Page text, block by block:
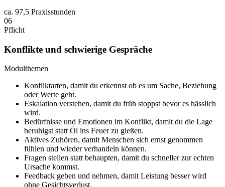
ca. 97,5 Praxisstunden
06
Pflicht
Konflikte und schwierige Gespräche
Modulthemen
Konfliktarten, damit du erkennst ob es um Sache, Beziehung
oder Werte geht.
Eskalation verstehen, damit du früh stoppst bevor es hässlich
wird.
Bedürfnisse und Emotionen im Konflikt, damit du die Lage
beruhigst statt Öl ins Feuer zu gießen.
Aktives Zuhören, damit Menschen sich ernst genommen
fühlen und wieder verhandeln können.
Fragen stellen statt behaupten, damit du schneller zur echten
Ursache kommst.
Feedback geben und nehmen, damit Leistung besser wird
ohne Gesichtsverlust.